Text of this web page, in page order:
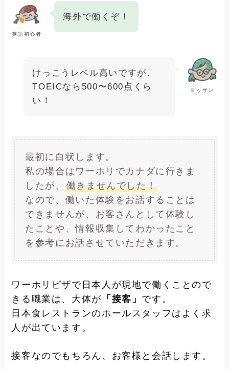
英語初心者
海外で働くぞ！
ヨッサン
けっこうレベル高いですが、
TOEICなら500〜600点くら
い！
最初に白状します。
私の場合はワーホリでカナダに行きま
したが、 働きませんでした！
なので、働いた体験をお話することは
できませんが、お客さんとして体験し
たことや、情報収集してわかったこと
を参考にお話させていただきます。
ワーホリビザで日本人が現地で働くことので
きる職業は、大体が 「接客」 です。
日本食レストランのホールスタッフはよく求
人が出ています。
接客なのでもちろん、お客様と会話します。